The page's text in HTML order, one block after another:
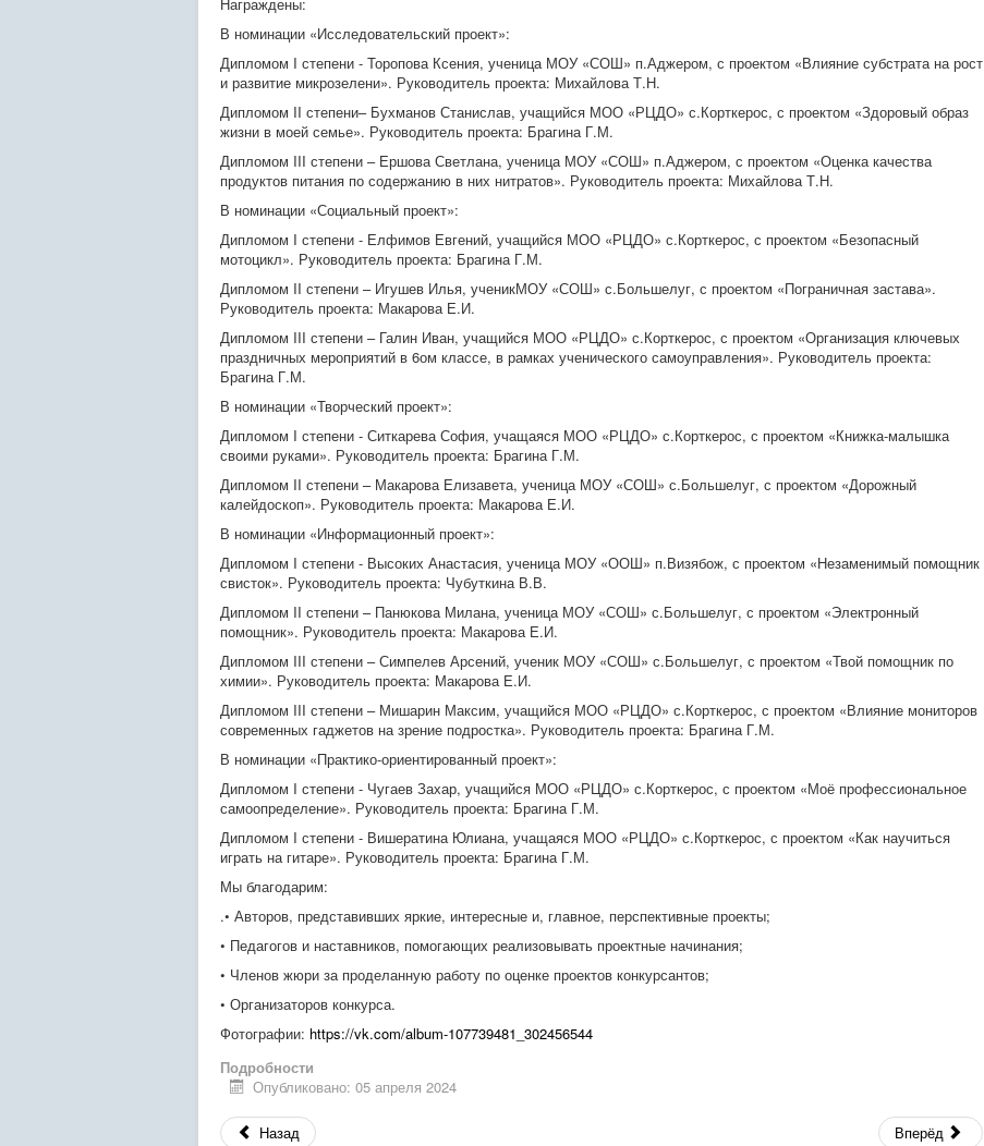
В номинации «Исследовательский проект»:
Дипломом I степени - Торопова Ксения, ученица МОУ «СОШ» п.Аджером, с проектом «Влияние субстрата на рост
и развитие микрозелени». Руководитель проекта: Михайлова Т.Н.
Дипломом II степени– Бухманов Станислав, учащийся МОО «РЦДО» с.Корткерос, с проектом «Здоровый образ
жизни в моей семье». Руководитель проекта: Брагина Г.М.
Дипломом III степени – Ершова Светлана, ученица МОУ «СОШ» п.Аджером, с проектом «Оценка качества
продуктов питания по содержанию в них нитратов». Руководитель проекта: Михайлова Т.Н.
В номинации «Социальный проект»:
Дипломом I степени - Елфимов Евгений, учащийся МОО «РЦДО» с.Корткерос, с проектом «Безопасный
мотоцикл». Руководитель проекта: Брагина Г.М.
Дипломом II степени – Игушев Илья, ученикМОУ «СОШ» с.Большелуг, с проектом «Пограничная застава».
Руководитель проекта: Макарова Е.И.
Дипломом III степени – Галин Иван, учащийся МОО «РЦДО» с.Корткерос, с проектом «Организация ключевых
праздничных мероприятий в 6ом классе, в рамках ученического самоуправления». Руководитель проекта:
Брагина Г.М.
В номинации «Творческий проект»:
Дипломом I степени - Ситкарева София, учащаяся МОО «РЦДО» с.Корткерос, с проектом «Книжка-малышка
своими руками». Руководитель проекта: Брагина Г.М.
Дипломом II степени – Макарова Елизавета, ученица МОУ «СОШ» с.Большелуг, с проектом «Дорожный
калейдоскоп». Руководитель проекта: Макарова Е.И.
В номинации «Информационный проект»:
Дипломом I степени - Высоких Анастасия, ученица МОУ «ООШ» п.Визябож, с проектом «Незаменимый помощник
свисток». Руководитель проекта: Чубуткина В.В.
Дипломом II степени – Панюкова Милана, ученица МОУ «СОШ» с.Большелуг, с проектом «Электронный
помощник». Руководитель проекта: Макарова Е.И.
Дипломом III степени – Симпелев Арсений, ученик МОУ «СОШ» с.Большелуг, с проектом «Твой помощник по
химии». Руководитель проекта: Макарова Е.И.
Дипломом III степени – Мишарин Максим, учащийся МОО «РЦДО» с.Корткерос, с проектом «Влияние мониторов
современных гаджетов на зрение подростка». Руководитель проекта: Брагина Г.М.
В номинации «Практико-ориентированный проект»:
Дипломом I степени - Чугаев Захар, учащийся МОО «РЦДО» с.Корткерос, с проектом «Моё профессиональное
самоопределение». Руководитель проекта: Брагина Г.М.
Дипломом I степени - Вишератина Юлиана, учащаяся МОО «РЦДО» с.Корткерос, с проектом «Как научиться
играть на гитаре». Руководитель проекта: Брагина Г.М.
Мы благодарим:
.• Авторов, представивших яркие, интересные и, главное, перспективные проекты;
• Педагогов и наставников, помогающих реализовывать проектные начинания;
• Членов жюри за проделанную работу по оценке проектов конкурсантов;
• Организаторов конкурса.
Фотографии: https://vk.com/album-107739481_302456544
Подробности
Опубликовано: 05 апреля 2024
Назад Вперёд